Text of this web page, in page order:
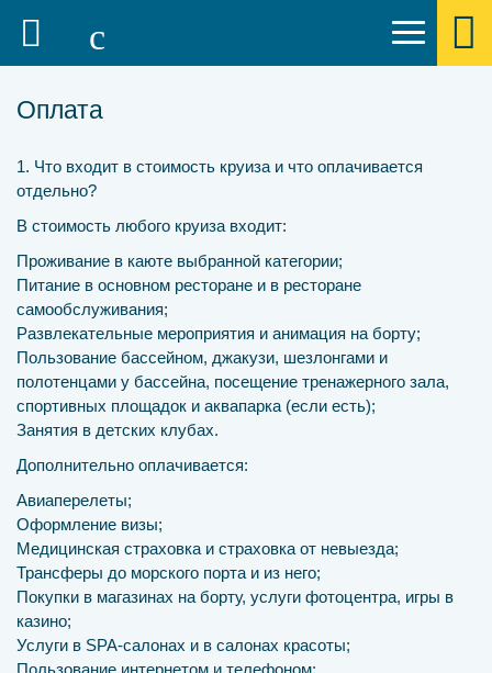
Оплата
1. Что входит в стоимость круиза и что оплачивается
отдельно?
В стоимость любого круиза входит:
Проживание в каюте выбранной категории;
Питание в основном ресторане и в ресторане
самообслуживания;
Развлекательные мероприятия и анимация на борту;
Пользование бассейном, джакузи, шезлонгами и
полотенцами у бассейна, посещение тренажерного зала,
спортивных площадок и аквапарка (если есть);
Занятия в детских клубах.
Дополнительно оплачивается:
Авиаперелеты;
Оформление визы;
Медицинская страховка и страховка от невыезда;
Трансферы до морского порта и из него;
Покупки в магазинах на борту, услуги фотоцентра, игры в
казино;
Услуги в SPA-салонах и в салонах красоты;
Пользование интернетом и телефоном;